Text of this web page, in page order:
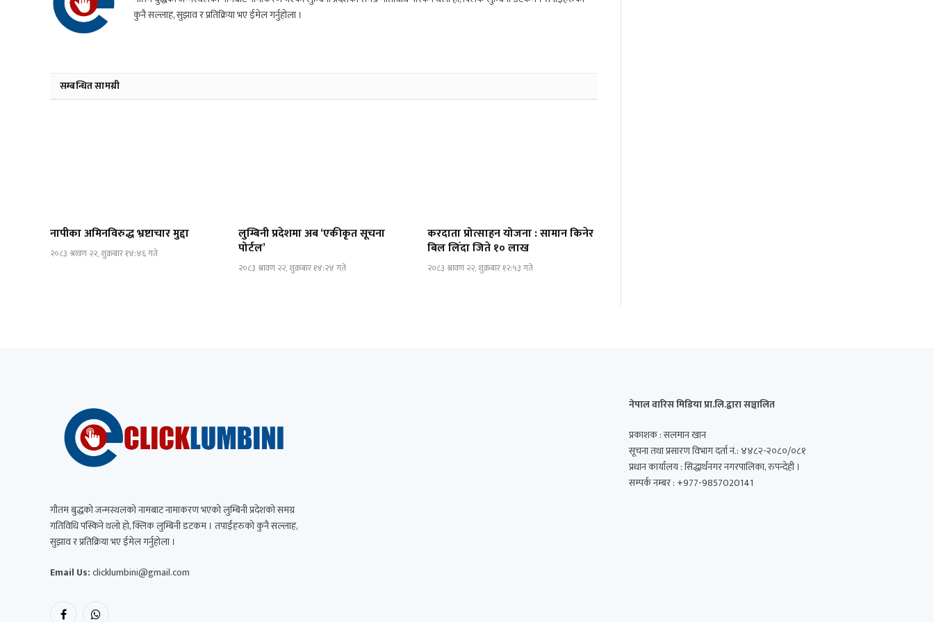
कुनै सल्लाह, सुझाव र प्रतिक्रिया भए ईमेल गर्नुहोला ।
सम्बन्धित सामग्री
नापीका अमिनविरुद्ध भ्रष्टाचार मुद्दा
२०८३ श्रावण २२, शुक्रबार १४:४६ गते
लुम्बिनी प्रदेशमा अब ‘एकीकृत सूचना
पोर्टल’
२०८३ श्रावण २२, शुक्रबार १४:२४ गते
करदाता प्रोत्साहन योजना : सामान किनेर
बिल लिँदा जिते १० लाख
२०८३ श्रावण २२, शुक्रबार १२:५३ गते
गौतम बुद्धको जन्मस्थलको नामबाट नामाकरण भएको लुम्बिनी प्रदेशको समग्र
गतिविधि पस्किने थलो हो, क्लिक लुम्बिनी डटकम । तपाईंहरुको कुनै सल्लाह,
सुझाव र प्रतिक्रिया भए ईमेल गर्नुहोला ।
Email Us:clicklumbini@gmail.com
नेपाल वारिस मिडिया प्रा.लि.द्वारा सञ्चालित
प्रकाशक : सलमान खान
सूचना तथा प्रसारण विभाग दर्ता नं.: ४४८२-२०८०/०८१
प्रधान कार्यालय : सिद्धार्थनगर नगरपालिका, रुपन्देही ।
सम्पर्क नम्बर : +977-9857020141